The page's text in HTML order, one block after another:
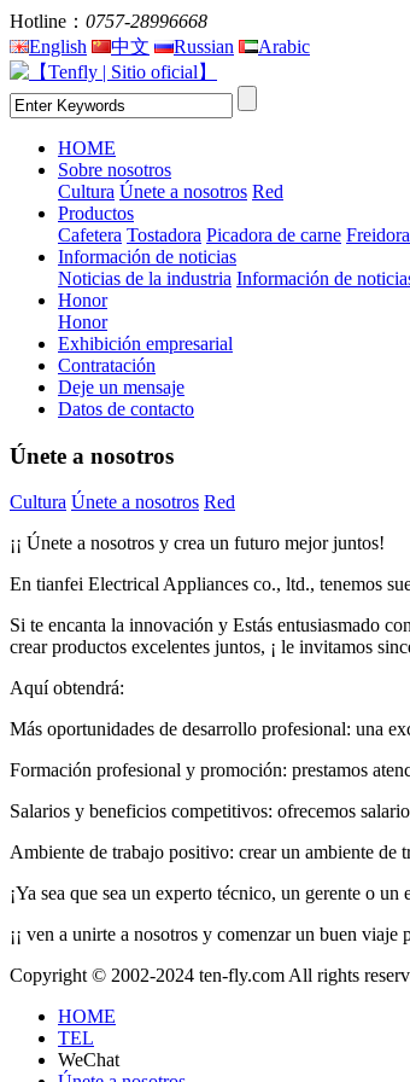
Hotline： 0757-28996668
English
中文 Russian Arabic
HOME
Sobre nosotros
Cultura Únete a nosotros Red
Productos
Cafetera Tostadora Picadora de carne
Información de noticias
Noticias de la industria Información de
Honor
Honor
Exhibición empresarial
Contratación
Deje un mensaje
Datos de contacto
Únete a nosotros
Cultura Únete a nosotros Red
¡¡ Únete a nosotros y crea un futuro mejor juntos!
En tianfei Electrical Appliances co., ltd., tenemos
Si te encanta la innovación y Estás entusiasmado
crear productos excelentes juntos, ¡ le invitamos
Aquí obtendrá:
Más oportunidades de desarrollo profesional: una
Formación profesional y promoción: prestamos
Salarios y beneficios competitivos: ofrecemos
Ambiente de trabajo positivo: crear un ambiente de
¡Ya sea que sea un experto técnico, un gerente o
¡¡ ven a unirte a nosotros y comenzar un buen viaje
Copyright © 2002-2024 ten-fly.com All rights
HOME
TEL
WeChat